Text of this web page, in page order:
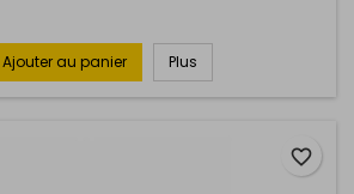
Ajouter au panier Plus
favorite_border